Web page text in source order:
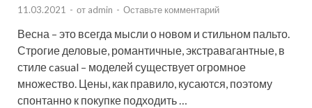
11.03.2021 - от admin - Оставьте комментарий
Весна – это всегда мысли о новом и стильном пальто.
Строгие деловые, романтичные, экстравагантные, в
стиле casual – моделей существует огромное
множество. Цены, как правило, кусаются, поэтому
спонтанно к покупке подходить …